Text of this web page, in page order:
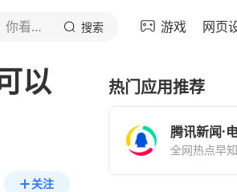
你看球呢 搜索 游戏 网页
以
关注
热门应用推荐
腾讯新闻·
全网热点早